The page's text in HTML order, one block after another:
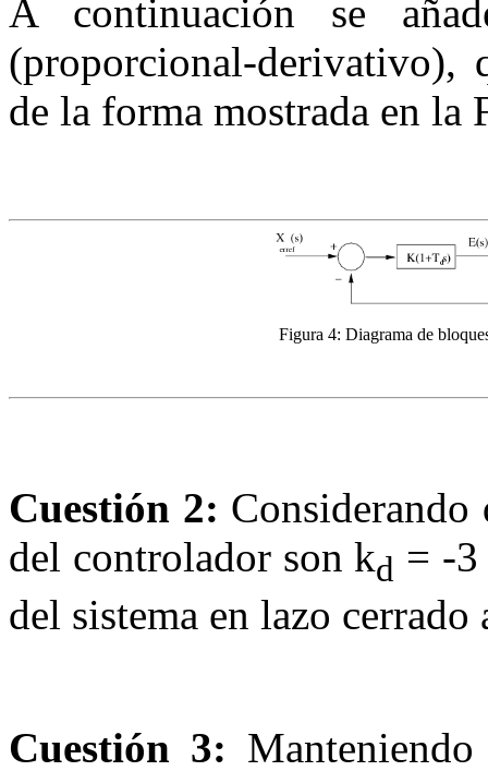
A continuación se
(proporcional-derivativo),
de la forma mostrada en la
Figura 4: Diagrama de
Cuestión 2: Considerando
del controlador sonkd = -3
del sistema en lazo cerrado
Cuestión 3: